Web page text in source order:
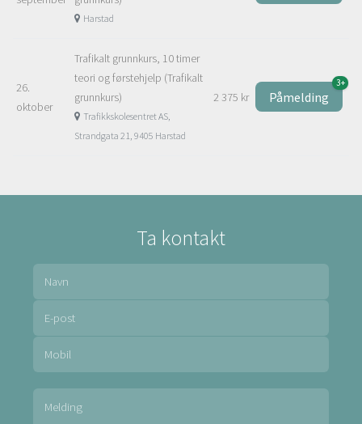
Harstad
26.
oktober
Trafikalt grunnkurs, 10 timer
teori og førstehjelp (Trafikalt
grunnkurs)
Trafikkskolesentret AS,
Strandgata 21, 9405 Harstad
2 375 kr Påmelding
3+
Ta kontakt